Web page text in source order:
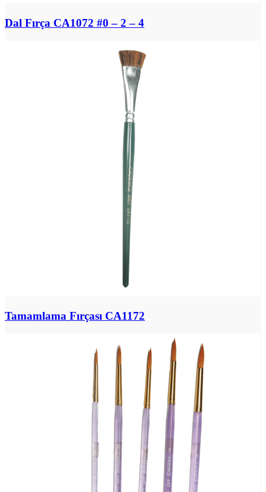
Dal Fırça CA1072 #0 – 2 – 4
Tamamlama Fırçası CA1172